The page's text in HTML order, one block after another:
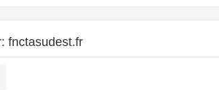
fnctasudest.fr